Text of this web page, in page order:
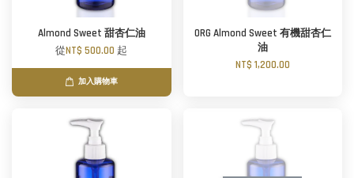
Almond Sweet 甜杏仁油
從NT$ 500.00 起
加入購物車
ORG Almond Sweet 有機甜杏仁
油
NT$ 1,200.00